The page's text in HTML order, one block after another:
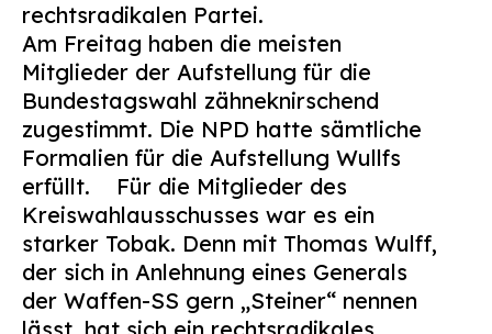
Archiv
Kontakt
Suchen
nach:
rechtsradikalen Partei.
Am Freitag haben die meisten
Mitglieder der Aufstellung für die
Bundestagswahl zähneknirschend
zugestimmt. Die NPD hatte sämtliche
Formalien für die Aufstellung Wullfs
erfüllt. Für die Mitglieder des
Kreiswahlausschusses war es ein
starker Tobak. Denn mit Thomas Wulff,
der sich in Anlehnung eines Generals
der Waffen-SS gern „Steiner“ nennen